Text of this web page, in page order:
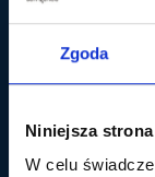
Zgoda
Niniejsza
W celu
Średnie
Zespoły
migracji